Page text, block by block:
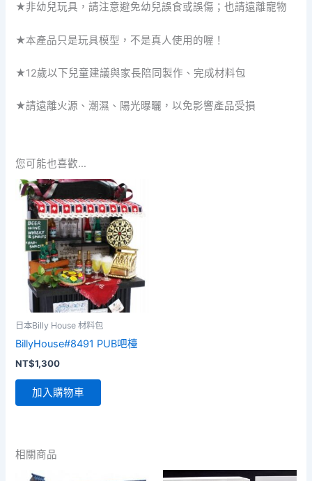
★非幼兒玩具，請注意避免幼兒誤食或誤傷；也請遠離寵物
★本產品只是玩具模型，不是真人使用的喔！
★12歲以下兒童建議與家長陪同製作、完成材料包
★請遠離火源、潮濕、陽光曝曬，以免影響產品受損
您可能也喜歡…
日本Billy House 材料包
BillyHouse#8491 PUB吧檯
NT$1,300
加入購物車
相關商品